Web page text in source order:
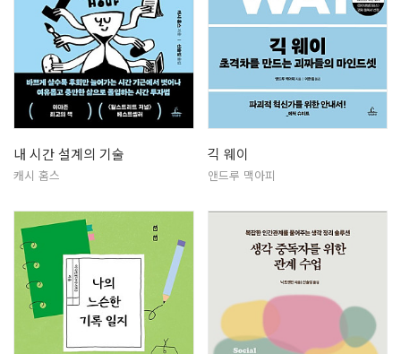
내 시간 설계의 기술
캐시 홈스
긱 웨이
앤드루 맥아피